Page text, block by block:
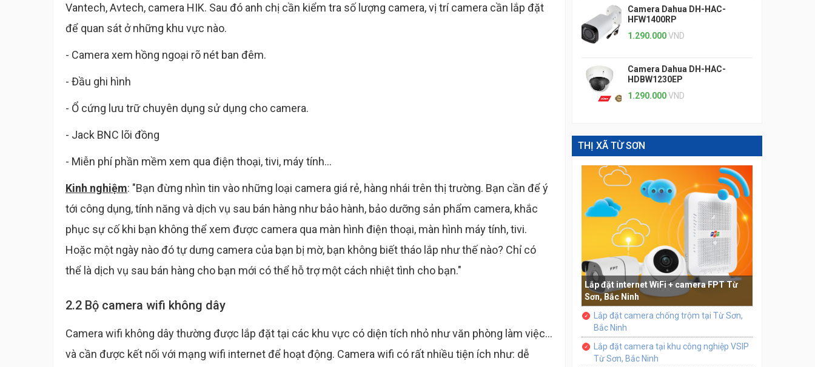
Vantech, Avtech, camera HIK. Sau đó anh chị cần kiểm tra số lượng camera, vị trí camera cần lắp đặt
để quan sát ở những khu vực nào.
- Camera xem hồng ngoại rõ nét ban đêm.
- Đầu ghi hình
- Ổ cứng lưu trữ chuyên dụng sử dụng cho camera.
- Jack BNC lõi đồng
- Miễn phí phần mềm xem qua điện thoại, tivi, máy tính...
Kinh nghiệm: "Bạn đừng nhìn tin vào những loại camera giá rẻ, hàng nhái trên thị trường. Bạn cần để ý
tới công dụng, tính năng và dịch vụ sau bán hàng như bảo hành, bảo dưỡng sản phẩm camera, khắc
phục sự cố khi bạn không thể xem được camera qua màn hình điện thoại, màn hình máy tính, tivi.
Hoặc một ngày nào đó tự dưng camera của bạn bị mờ, bạn không biết tháo lắp như thế nào? Chỉ có
thể là dịch vụ sau bán hàng cho bạn mới có thể hỗ trợ một cách nhiệt tình cho bạn."
2.2 Bộ camera wifi không dây
Camera wifi không dây thường được lắp đặt tại các khu vực có diện tích nhỏ như văn phòng làm việc...
và cần được kết nối với mạng wifi internet để hoạt động. Camera wifi có rất nhiều tiện ích như: dễ
Camera Dahua DH-HAC-
HFW1400RP
1.290.000VND
Camera Dahua DH-HAC-
HDBW1230EP
1.290.000VND
THỊ XÃ TỪ SƠN
Lắp đặt internet WiFi + camera FPT Từ
Sơn, Bắc Ninh
Lắp đặt camera chống trộm tại Từ Sơn,
Bắc Ninh
Lắp đặt camera tại khu công nghiệp VSIP
Từ Sơn, Bắc Ninh